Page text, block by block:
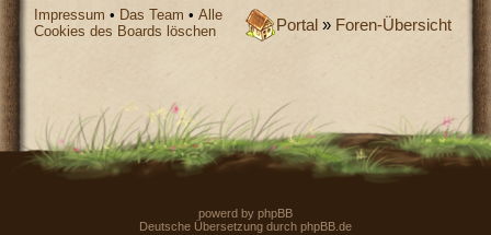
Portal » Foren-Übersicht
Impressum • Das Team •Alle
Cookies des Boards löschen
powerd by phpBB
Deutsche Übersetzung durch phpBB.de